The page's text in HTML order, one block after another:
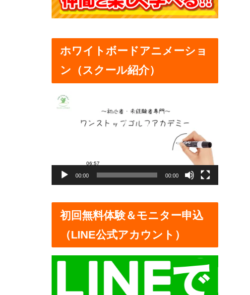
ホワイトボードアニメーショ
ン（スクール紹介）
動
ー
ヤ
ー
00:00 00:00
初回無料体験＆モニター申込
（LINE公式アカウント）